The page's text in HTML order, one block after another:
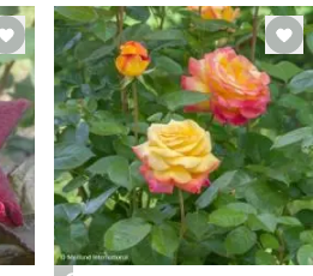
BULBOS
DE
PRIMAVERA
NOVIDADES
DA
IRIS